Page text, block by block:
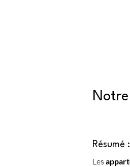
Résumé :
Les